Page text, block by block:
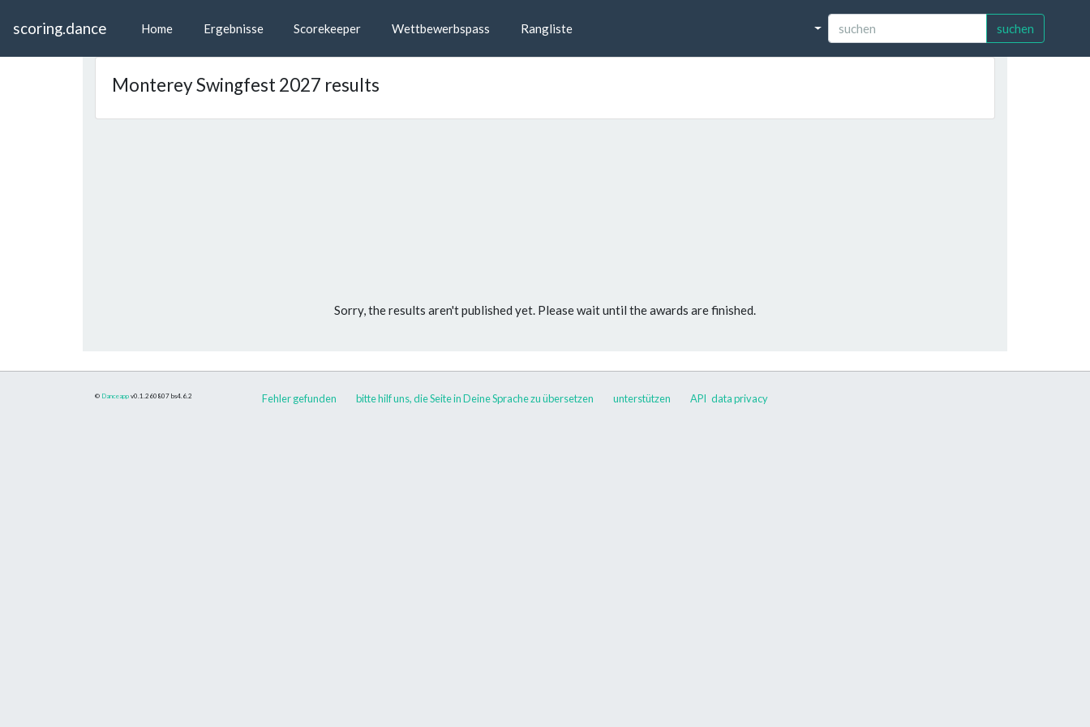
scoring.dance Home Ergebnisse Scorekeeper Wettbewerbspass Rangliste suchen
Monterey Swingfest 2027 results
Sorry, the results aren't published yet. Please wait until the awards are finished.
© Danceapp v0.1.260807 bs4.6.2 Fehler gefunden bitte hilf uns, die Seite in Deine Sprache zu übersetzen unterstützen API data privacy